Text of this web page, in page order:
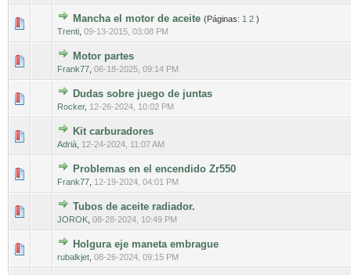
Mancha el motor de aceite (Páginas: 1 2 )
Trenti 09-13-2015, 03:08 PM
0 voto(s) - Media 0 de 5
12345
Motor partes
Frank77 06-18-2025, 09:14 PM
0 voto(s) - Media 0 de 5
Dudas sobre juego de juntas
Rocker, 12-26-2024, 10:02 PM
0 voto(s) - Media 0 de 5
123 45
Kit carburadores
Adrià 12-24-2024, 11:07 AM
0 voto(s) - Media 0 de 5
Problemas en el encendido Zr550
Frank77 12-19-2024, 04:01 PM
0 voto(s) - Media 0 de 5
12345
Tubos de aceite radiador.
JOROK 08-28-2024, 10:49 PM
0 voto(s) - Media 0 de 5
12345
Holgura eje maneta embrague
rubalkjet 08-26-2024, 09:15 PM
0 voto(s) - Media 0 de 5
1 2345